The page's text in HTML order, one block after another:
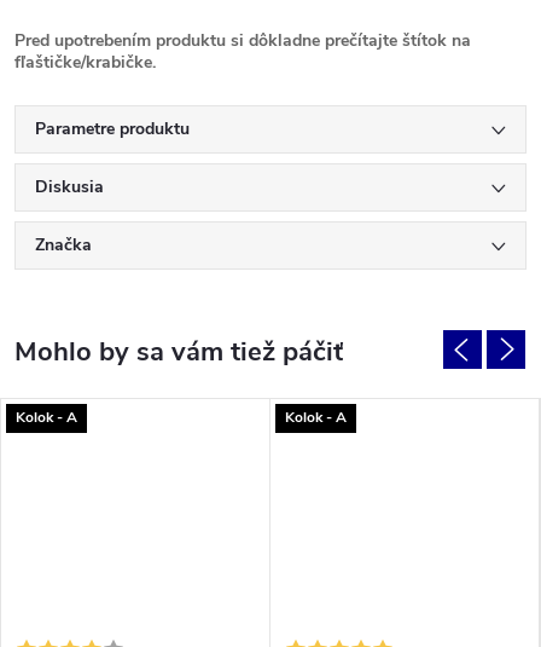
Pred upotrebením produktu si dôkladne prečítajte štítok na
fľaštičke/krabičke.
Parametre produktu
Diskusia
Značka
Kolok - A Kolok - A